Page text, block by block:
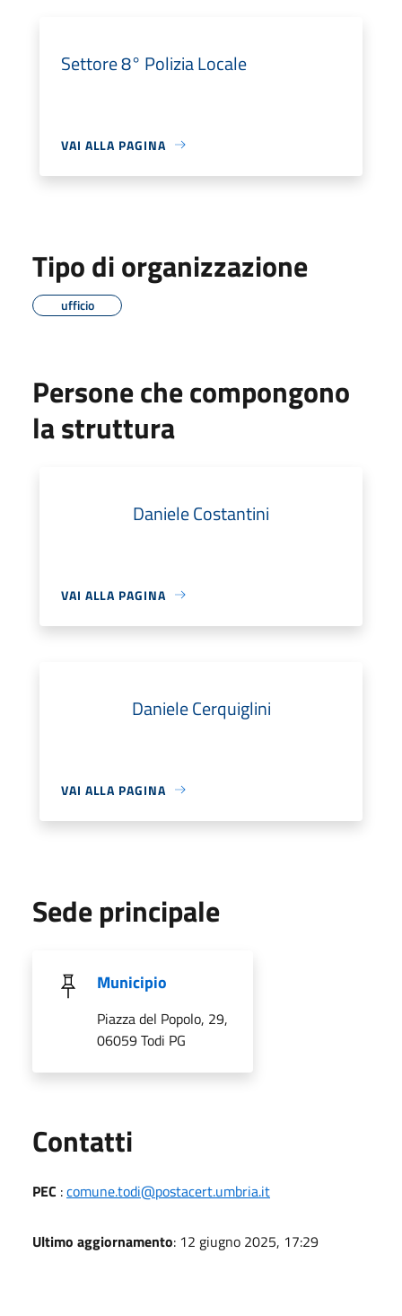
Settore 8° Polizia Locale
VAI ALLA PAGINA
Tipo di organizzazione
ufficio
Persone che compongono
la struttura
Daniele Costantini
VAI ALLA PAGINA
Daniele Cerquiglini
VAI ALLA PAGINA
Sede principale
Municipio
Piazza del Popolo, 29,
06059 Todi PG
Contatti
PEC :comune.todi@postacert.umbria.it
Ultimo aggiornamento: 12 giugno 2025, 17:29